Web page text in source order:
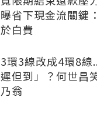
曝省下現金流關鍵
於白費
3環3線改成4環8線
遲但到」？何世昌
乃翁